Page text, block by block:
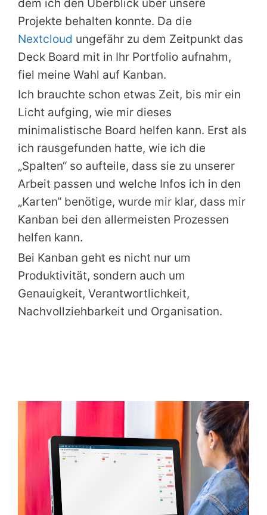
dem ich den Überblick über unsere
Projekte behalten konnte. Da die
Nextcloud ungefähr zu dem Zeitpunkt das
Deck Board mit in Ihr Portfolio aufnahm,
fiel meine Wahl auf Kanban.
Ich brauchte schon etwas Zeit, bis mir ein
Licht aufging, wie mir dieses
minimalistische Board helfen kann. Erst als
ich rausgefunden hatte, wie ich die
„Spalten“ so aufteile, dass sie zu unserer
Arbeit passen und welche Infos ich in den
„Karten“ benötige, wurde mir klar, dass mir
Kanban bei den allermeisten Prozessen
helfen kann.
Bei Kanban geht es nicht nur um
Produktivität, sondern auch um
Genauigkeit, Verantwortlichkeit,
Nachvollziehbarkeit und Organisation.